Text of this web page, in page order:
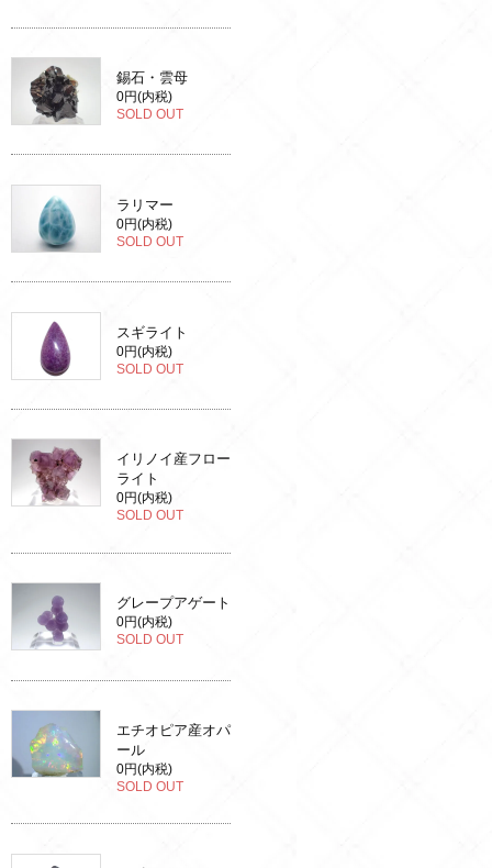
錫石・雲母
0円(内税)
SOLD OUT
ラリマー
0円(内税)
SOLD OUT
スギライト
0円(内税)
SOLD OUT
イリノイ産フロー
ライト
0円(内税)
SOLD OUT
グレープアゲート
0円(内税)
SOLD OUT
エチオピア産オパ
ール
0円(内税)
SOLD OUT